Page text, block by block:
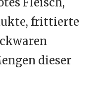
frittierte
dieser